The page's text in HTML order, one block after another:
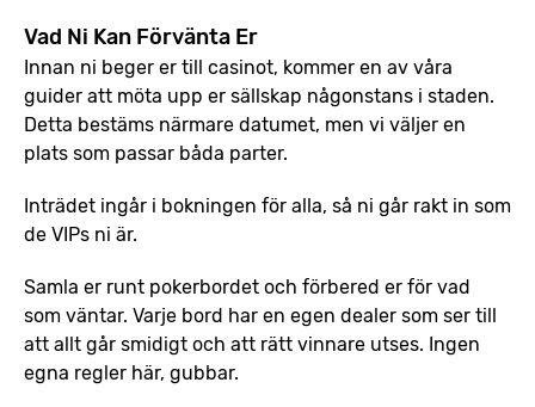
Vad Ni Kan Förvänta Er
Innan ni beger er till casinot, kommer en av våra
guider att möta upp er sällskap någonstans i staden.
Detta bestäms närmare datumet, men vi väljer en
plats som passar båda parter.
Inträdet ingår i bokningen för alla, så ni går rakt in som
de VIPs ni är.
Samla er runt pokerbordet och förbered er för vad
som väntar. Varje bord har en egen dealer som ser till
att allt går smidigt och att rätt vinnare utses. Ingen
egna regler här, gubbar.